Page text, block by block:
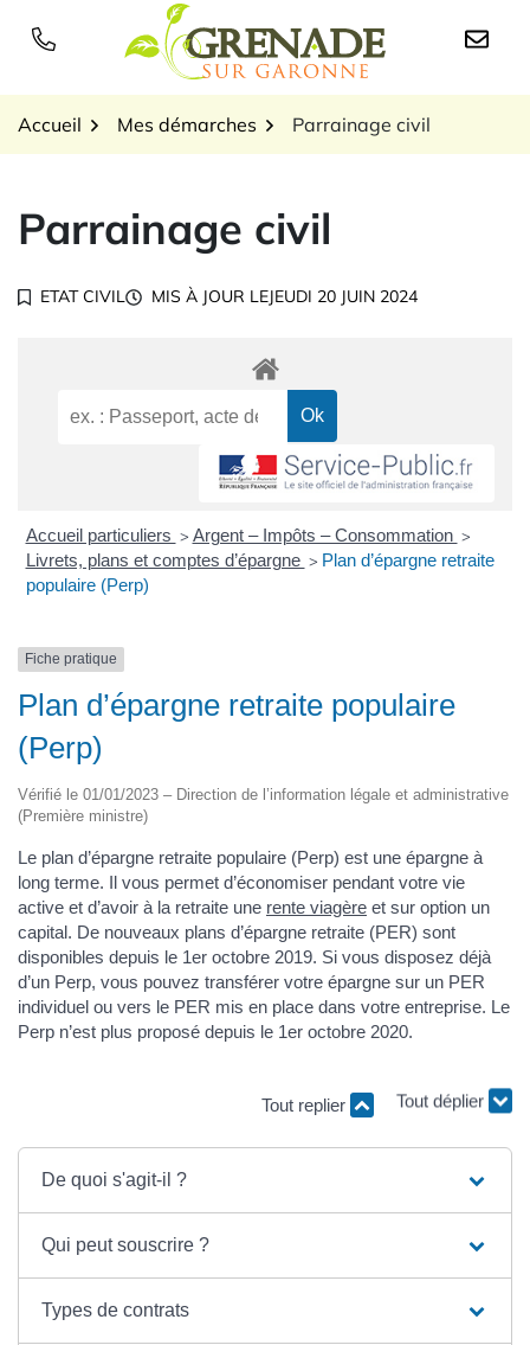
Logo Grenade sur
Accueil Mes démarches Parrainage civil
Parrainage civil
ETAT CIVIL MIS À JOUR LEJEUDI 20 JUIN 2024
Accueil particuliers > Argent – Impôts – Consommation >
Livrets, plans et comptes d’épargne > Plan d’épargne retraite
populaire (Perp)
Fiche pratique
Plan d’épargne retraite populaire
(Perp)
Vérifié le 01/01/2023 – Direction de l’information légale et administrative
(Première ministre)
Le plan d’épargne retraite populaire (Perp) est une épargne à
long terme. Il vous permet d’économiser pendant votre vie
active et d’avoir à la retraite une rente viagère et sur option un
capital. De nouveaux plans d’épargne retraite (PER) sont
disponibles depuis le 1er octobre 2019. Si vous disposez déjà
d’un Perp, vous pouvez transférer votre épargne sur un PER
individuel ou vers le PER mis en place dans votre entreprise. Le
Perp n’est plus proposé depuis le 1er octobre 2020.
Tout replier Tout déplier
De quoi s'agit-il ?
Qui peut souscrire ?
Types de contrats